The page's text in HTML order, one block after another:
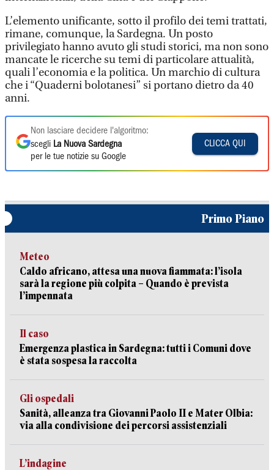
L’elemento unificante, sotto il profilo dei temi trattati,
rimane, comunque, la Sardegna. Un posto
privilegiato hanno avuto gli studi storici, ma non sono
mancate le ricerche su temi di particolare attualità,
quali l’economia e la politica. Un marchio di cultura
che i “Quaderni bolotanesi” si portano dietro da 40
anni.
Non lasciare decidere l'algoritmo:
scegli La Nuova Sardegna
per le tue notizie su Google
CLICCA QUI
Primo Piano
Meteo
Caldo africano, attesa una nuova fiammata: l’isola
sarà la regione più colpita – Quando è prevista
l’impennata
Il caso
Emergenza plastica in Sardegna: tutti i Comuni dove
è stata sospesa la raccolta
Gli ospedali
Sanità, alleanza tra Giovanni Paolo II e Mater Olbia:
via alla condivisione dei percorsi assistenziali
L’indagine